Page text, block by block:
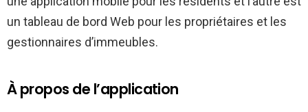
un tableau de bord Web pour les propriétaires et les
gestionnaires d’immeubles.
À propos de l’application